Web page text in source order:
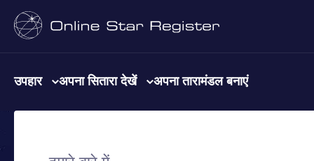
उपहार अपना सितारा देखें अपना तारामंडल बनाएं